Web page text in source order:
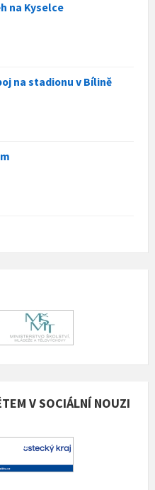
na Kyselce
na stadionu v Bílině
V SOCIÁLNÍ NOUZI